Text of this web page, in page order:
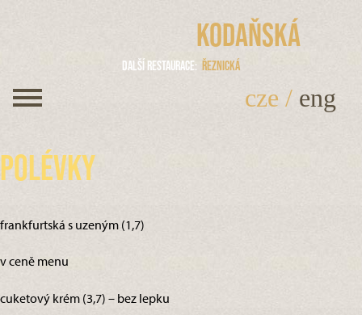
Kodaňská
Další restaurace Řeznická
cze / eng
Polévky
frankfurtská s uzeným (1,7)
v ceně menu
cuketový krém (3,7) – bez lepku